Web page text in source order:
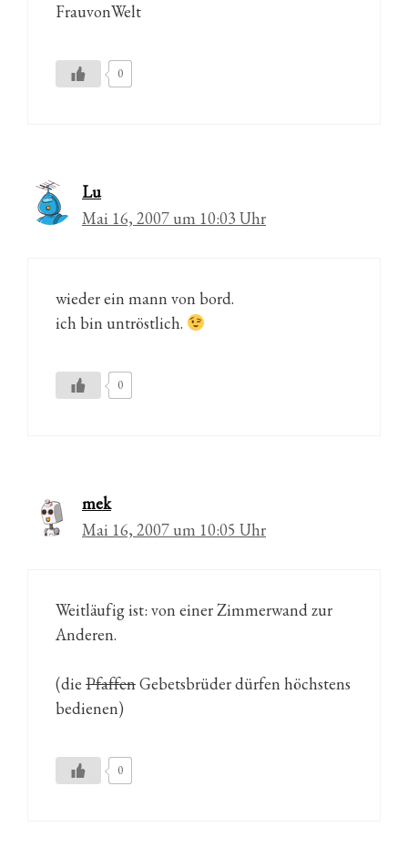
FrauvonWelt
0
Lu
Mai 16, 2007 um 10:03 Uhr
wieder ein mann von bord.
ich bin untröstlich.
0
mek
Mai 16, 2007 um 10:05 Uhr
Weitläufig ist: von einer Zimmerwand zur
Anderen.
(die PfaffenGebetsbrüder dürfen höchstens
bedienen)
0